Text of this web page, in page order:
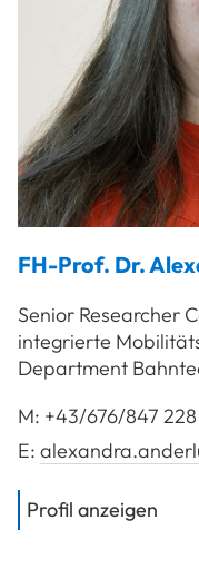
FH-Prof. Dr.
Senior Researcher
integrierte
Department
M: +43/676/847 228
E:
Profil anzeigen